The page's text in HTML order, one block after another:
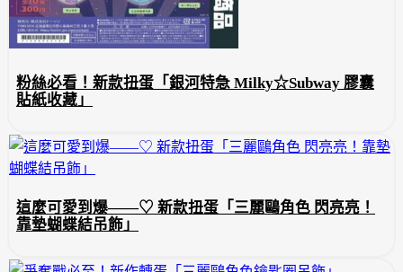
粉絲必看！新款扭蛋「銀河特急 Milky☆Subway 膠囊
貼紙收藏」
這麼可愛到爆——♡ 新款扭蛋「三麗鷗角色 閃亮亮！
靠墊蝴蝶結吊飾」